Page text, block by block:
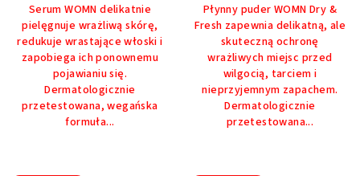
Serum WOMN delikatnie
pielęgnuje wrażliwą skórę,
redukuje wrastające włoski i
zapobiega ich ponownemu
pojawianiu się.
Dermatologicznie
przetestowana, wegańska
formuła...
Płynny puder WOMN Dry &
Fresh zapewnia delikatną, ale
skuteczną ochronę
wrażliwych miejsc przed
wilgocią, tarciem i
nieprzyjemnym zapachem.
Dermatologicznie
przetestowana...